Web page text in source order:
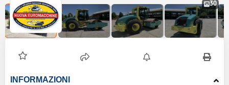
30
INFORMAZIONI